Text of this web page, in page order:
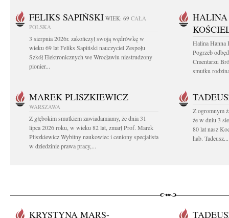
FELIKS SAPIŃSKI WIEK: 69 CAŁA
POLSKA
3 sierpnia 2026r. zakończył swoją wędrówkę w
wieku 69 lat Feliks Sapiński nauczyciel Zespołu
Szkół Elektronicznych we Wrocławiu niestrudzony
pionier...
Halina Hanna
Pogrzeb
Cmentarzu
smutku
MAREK PLISZKIEWICZ
WARSZAWA
Z głębokim smutkiem zawiadamiamy, że dnia 31
lipca 2026 roku, w wieku 82 lat, zmarł Prof. Marek
Pliszkiewicz Wybitny naukowiec i ceniony specjalista
w dziedzinie prawa pracy,...
Z ogromnym
że w dniu 3
80 lat nasz
hab. Tadeusz...
KRYSTYNA MARS-